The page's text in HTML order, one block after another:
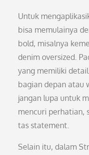
Untuk
bisa memulainya
bold, misalnya
denim oversized.
yang memiliki
bagian depan atau
jangan lupa untuk
mencuri perhatian,
tas statement.
Selain itu, dalam